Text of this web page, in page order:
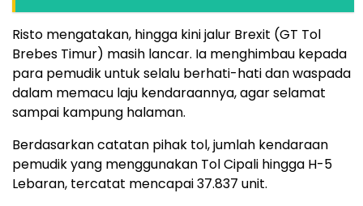
Risto mengatakan, hingga kini jalur Brexit (GT Tol
Brebes Timur) masih lancar. Ia menghimbau kepada
para pemudik untuk selalu berhati-hati dan waspada
dalam memacu laju kendaraannya, agar selamat
sampai kampung halaman.
Berdasarkan catatan pihak tol, jumlah kendaraan
pemudik yang menggunakan Tol Cipali hingga H-5
Lebaran, tercatat mencapai 37.837 unit.